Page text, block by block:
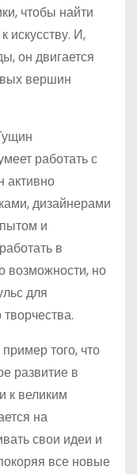
чтобы найти
искусству. И,
он двигается
вершин
работать с
активно
дизайнерами
и
в
возможности, но
для
того, что
развитие в
к великим
на
свои идеи и
все новые